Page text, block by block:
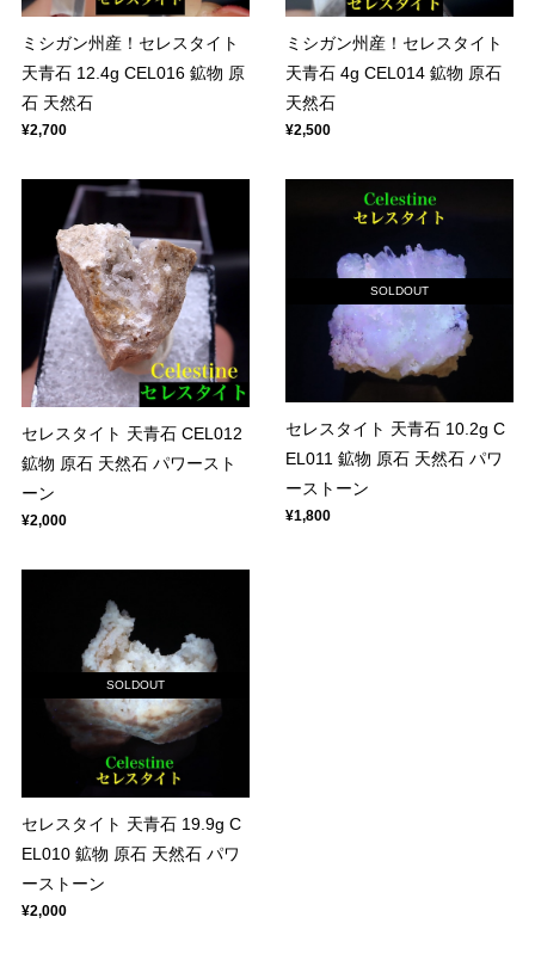
ミシガン州産！セレスタイト
天青石 12.4g CEL016 鉱物 原
石 天然石
¥2,700
ミシガン州産！セレスタイト
天青石 4g CEL014 鉱物 原石
天然石
¥2,500
セレスタイト 天青石 CEL012
鉱物 原石 天然石 パワースト
ーン
¥2,000
SOLDOUT
セレスタイト 天青石 10.2g C
EL011 鉱物 原石 天然石 パワ
ーストーン
¥1,800
SOLDOUT
セレスタイト 天青石 19.9g C
EL010 鉱物 原石 天然石 パワ
ーストーン
¥2,000